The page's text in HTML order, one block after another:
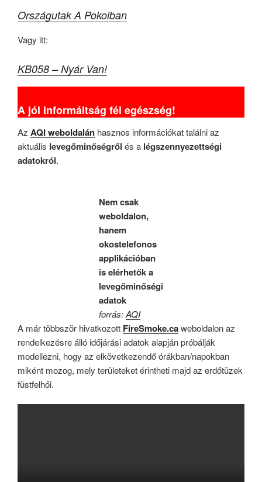
Országutak A Pokolban
Vagy itt:
KB058 – Nyár Van!
A jól informáltság fél egészség!
Az AQI weboldalán hasznos információkat találni az
aktuális levegőminőségről és a légszennyezettségi
adatokról.
Nem csak
weboldalon,
hanem
okostelefonos
applikációban
is elérhetők a
levegőminőségi
adatok
forrás:AQI
A már többször hivatkozott FireSmoke.caweboldalon az
rendelkezésre álló időjárási adatok alapján próbálják
modellezni, hogy az elkövetkezendő órákban/napokban
miként mozog, mely területeket érintheti majd az erdőtüzek
füstfelhői.